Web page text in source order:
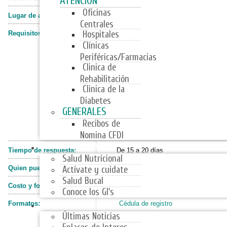
Oficinas
Centrales
Hospitales
Clínicas
Periféricas/Farmacias
Clinica de
Rehabilitación
Clinica de la
Diabetes
GENERALES
Recibos de
Nomina CFDI
PROGRAMAS
Salud Nutricional
Actívate y cuidate
Salud Bucal
Conoce los GI's
Últimas Noticias
Lugar de atención:
Requisitos:
Jurisdicción Voluntaria
Estudio socioeconómico
Tiempo de respuesta: De 15 a 20 días
Quien puede realizar el trámite:Únicamente el asegurado
Costo y forma de pago:Gratuito
Formatos: Cédula de registro